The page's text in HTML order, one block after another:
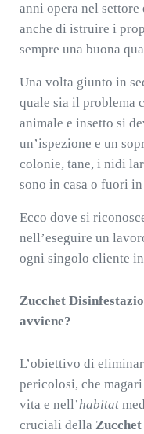
anni opera nel settore
anche di istruire i
sempre una buona
Una volta giunto in
quale sia il problema
animale e insetto si
un’ispezione e un
colonie, tane, i nidi
sono in casa o fuori
Ecco dove si
nell’eseguire un
ogni singolo cliente
Zucchet
avviene?
L’obiettivo di
pericolosi, che
vita e nell’habitat
cruciali della